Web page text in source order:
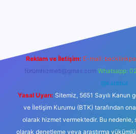
Reklam ve İletişim: E-mail:
forumhizmeti@gmail.com Whatsapp:
@karabul
Yasal Uyarı: Sitemiz, 5651 Sayılı Kanun
ve İletişim Kurumu (BTK) tarafından
olarak hizmet vermektedir. Bu
olarak denetleme veya araştırma